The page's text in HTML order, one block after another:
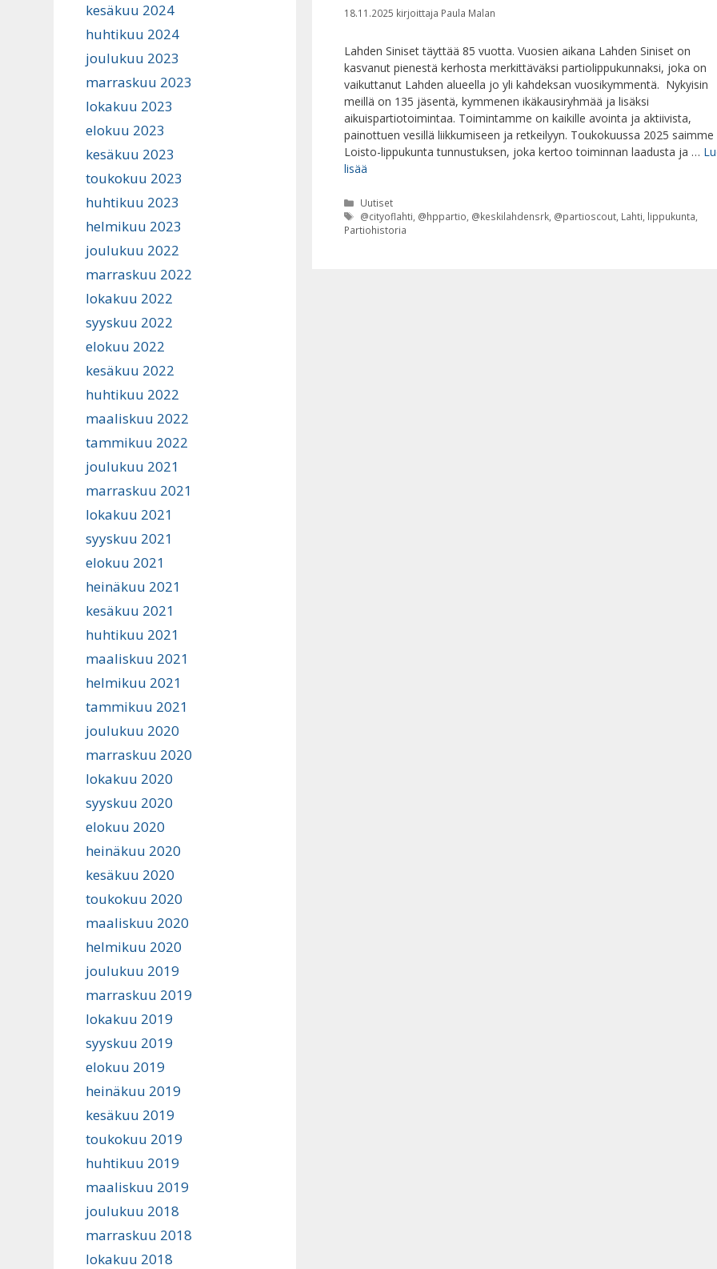
18.11.2025 kirjoittaja Paula Malan
Lahden Siniset täyttää 85 vuotta. Vuosien aikana Lahden Siniset on
kasvanut pienestä kerhosta merkittäväksi partiolippukunnaksi, joka on
vaikuttanut Lahden alueella jo yli kahdeksan vuosikymmentä. Nykyisin
meillä on 135 jäsentä, kymmenen ikäkausiryhmää ja lisäksi
aikuispartiotoimintaa. Toimintamme on kaikille avointa ja aktiivista,
painottuen vesillä liikkumiseen ja retkeilyyn. Toukokuussa 2025 saimme
Loisto-lippukunta tunnustuksen, joka kertoo toiminnan laadusta ja …
lisää
Kategoriat
Uutiset
Avainsanat
@cityoflahti @hppartio @keskilahdensrk, @partioscout, Lahti lippukunta
Partiohistoria
kesäkuu 2024
huhtikuu 2024
joulukuu 2023
marraskuu 2023
lokakuu 2023
elokuu 2023
kesäkuu 2023
toukokuu 2023
huhtikuu 2023
helmikuu 2023
joulukuu 2022
marraskuu 2022
lokakuu 2022
syyskuu 2022
elokuu 2022
kesäkuu 2022
huhtikuu 2022
maaliskuu 2022
tammikuu 2022
joulukuu 2021
marraskuu 2021
lokakuu 2021
syyskuu 2021
elokuu 2021
heinäkuu 2021
kesäkuu 2021
huhtikuu 2021
maaliskuu 2021
helmikuu 2021
tammikuu 2021
joulukuu 2020
marraskuu 2020
lokakuu 2020
syyskuu 2020
elokuu 2020
heinäkuu 2020
kesäkuu 2020
toukokuu 2020
maaliskuu 2020
helmikuu 2020
joulukuu 2019
marraskuu 2019
lokakuu 2019
syyskuu 2019
elokuu 2019
heinäkuu 2019
kesäkuu 2019
toukokuu 2019
huhtikuu 2019
maaliskuu 2019
joulukuu 2018
marraskuu 2018
lokakuu 2018